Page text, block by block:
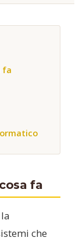
fa
fa
che